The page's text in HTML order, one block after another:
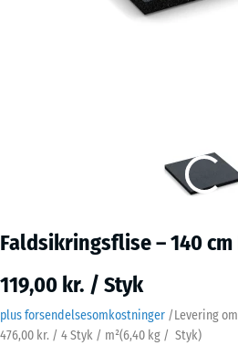
Faldsikringsflise – 140
119,00 kr. / Styk
plus forsendelsesomkostninger /Levering
476,00 kr. / 4 Styk / m²(6,40 kg / Styk)